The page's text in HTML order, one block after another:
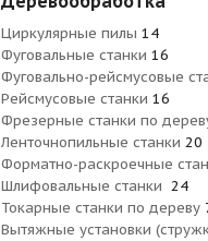
Циркулярные пилы 14
Фуговальные станки 16
Фуговально-рейсмусовые
Рейсмусовые станки 16
Фрезерные станки по
Ленточнопильные станки 20
Форматно-раскроечные
Шлифовальные станки 24
Токарные станки по дереву
Вытяжные установки